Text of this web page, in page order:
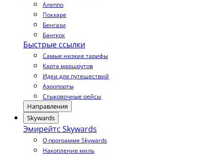
Алеппо
Покхаре
Бенгази
Бангкок
Быстрые ссылки
Самые низкие тарифы
Карта маршрутов
Идеи для путешествий
Аэропорты
Стыковочные рейсы
Направления
Skywards
Эмирейтс Skywards
О программе Skywards
Накопление миль